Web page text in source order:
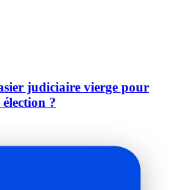
judiciaire vierge pour
?